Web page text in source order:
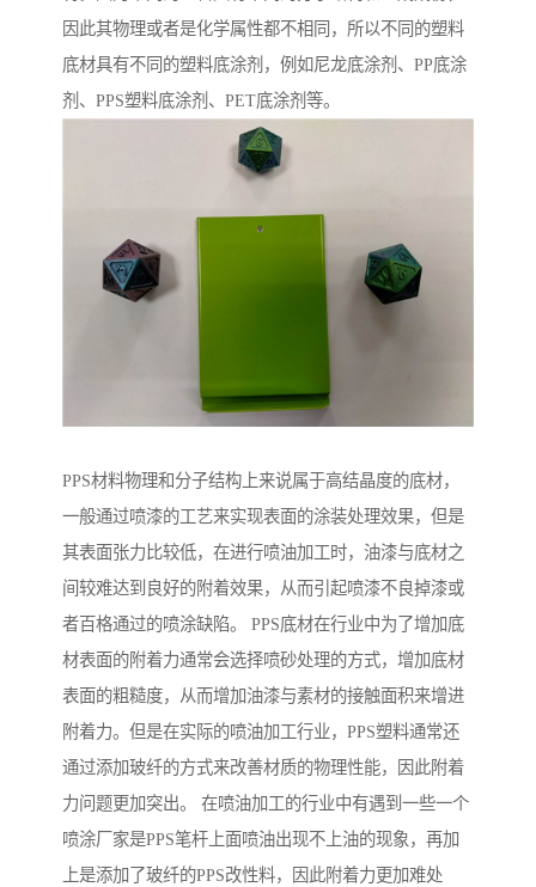
因此其物理或者是化学属性都不相同，所以不同的塑料
底材具有不同的塑料底涂剂，例如尼龙底涂剂、PP底涂
剂、PPS塑料底涂剂、PET底涂剂等。
PPS材料物理和分子结构上来说属于高结晶度的底材，
一般通过喷漆的工艺来实现表面的涂装处理效果，但是
其表面张力比较低，在进行喷油加工时，油漆与底材之
间较难达到良好的附着效果，从而引起喷漆不良掉漆或
者百格通过的喷涂缺陷。 PPS底材在行业中为了增加底
材表面的附着力通常会选择喷砂处理的方式，增加底材
表面的粗糙度，从而增加油漆与素材的接触面积来增进
附着力。但是在实际的喷油加工行业，PPS塑料通常还
通过添加玻纤的方式来改善材质的物理性能，因此附着
力问题更加突出。 在喷油加工的行业中有遇到一些一个
喷涂厂家是PPS笔杆上面喷油出现不上油的现象，再加
上是添加了玻纤的PPS改性料，因此附着力更加难处